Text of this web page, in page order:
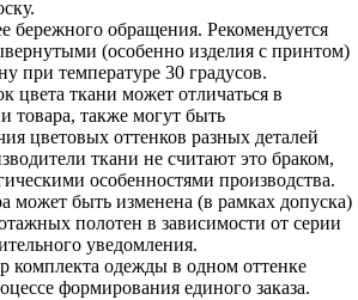
бережного обращения. Рекомендуется
(особенно изделия с принтом)
при температуре 30 градусов.
ткани может отличаться в
товара, также могут быть
цветовых оттенков разных деталей
ткани не считают это браком,
особенностями производства.
может быть изменена (в рамках допуска)
полотен в зависимости от серии
уведомления.
комплекта одежды в одном оттенке
формирования единого заказа.